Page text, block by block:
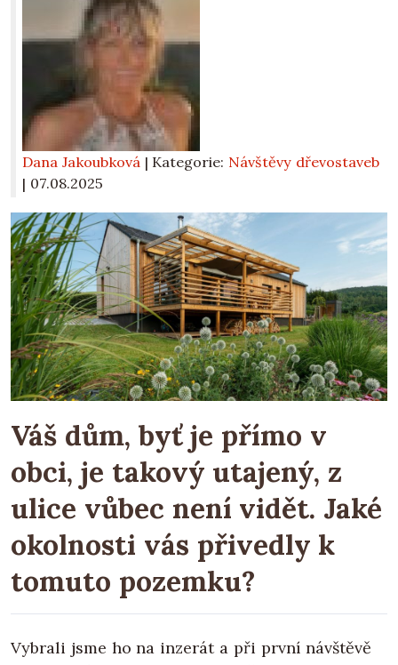
Dana Jakoubková | Kategorie: Návštěvy dřevostaveb
| 07.08.2025
Váš dům, byť je přímo v
obci, je takový utajený, z
ulice vůbec není vidět. Jaké
okolnosti vás přivedly k
tomuto pozemku?
Vybrali jsme ho na inzerát a při první návštěvě